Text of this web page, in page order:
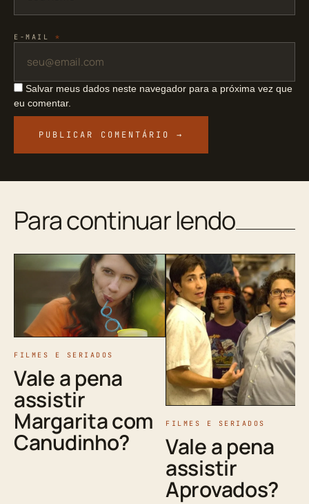
E-MAIL *
Salvar meus dados neste navegador para a próxima vez que
eu comentar.
Para continuar lendo
FILMES E SERIADOS
Vale a pena
assistir
Margarita com
Canudinho?
FILMES E SERIADOS
Vale a pena
assistir
Aprovados?